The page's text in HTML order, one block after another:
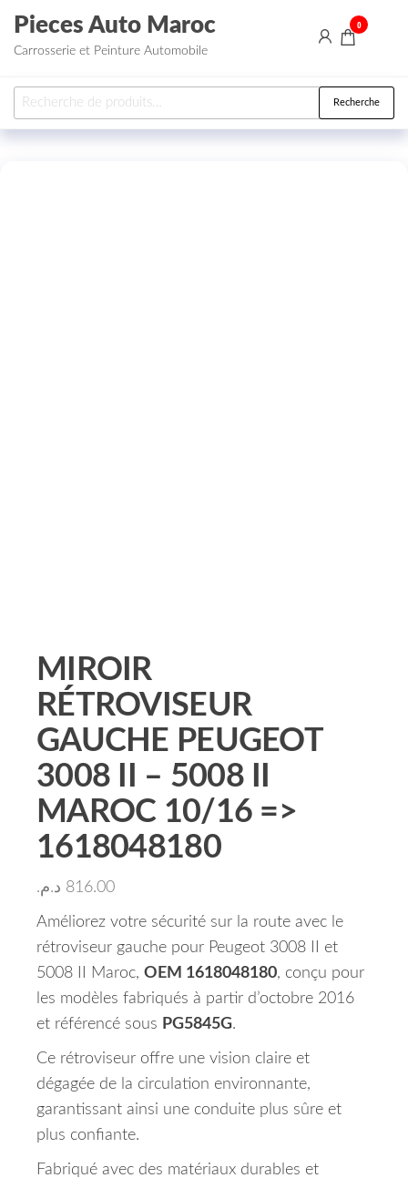
Aller au contenu
Pieces Auto Maroc
Carrosserie et Peinture Automobile
0
Recherche pour : Recherche
MIROIR
RÉTROVISEUR
GAUCHE PEUGEOT
3008 II – 5008 II
MAROC 10/16 =>
1618048180
816.00 د.م.
Améliorez votre sécurité sur la route avec le
rétroviseur gauche pour Peugeot 3008 II et
5008 II Maroc, OEM 1618048180, conçu pour
les modèles fabriqués à partir d’octobre 2016
et référencé sous PG5845G.
Ce rétroviseur offre une vision claire et
dégagée de la circulation environnante,
garantissant ainsi une conduite plus sûre et
plus confiante.
Fabriqué avec des matériaux durables et